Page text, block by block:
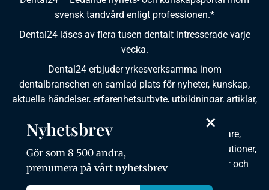
svensk tandvård enligt professionen.*
Dental24 läses av flera tusen dentalt intresserade varje
vecka.
Dental24 erbjuder yrkesverksamma inom
dentalbranschen en samlad plats för nyheter, kunskap,
aktuella händelser, erfarenhetsutbyte, utbildningar, artiklar,
Dental24 produceras i samverkan med tandläkare,
tandhygienister, tandsköterskor, tandtekniker, institutioner,
kursgivare, föreningar, organisationer, leverantörer och
×
Nyhetsbrev
Gör som 8 500 andra,
prenumera på vårt nyhetsbrev